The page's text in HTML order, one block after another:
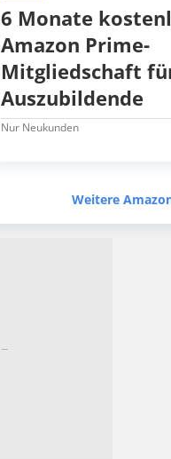
6 Monate
Amazon Prime-
Mitgliedschaft
Auszubildende
Nur Neukunden
Weitere